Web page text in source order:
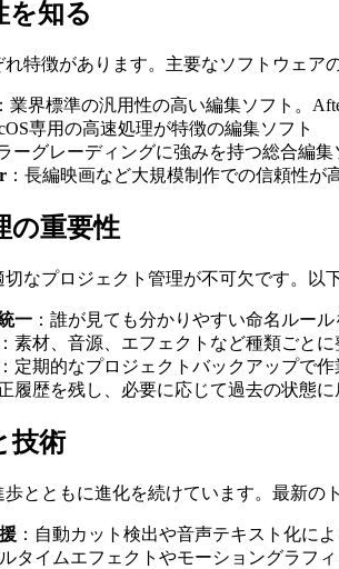
を知る
特徴があります。主要なソフトウェア
：業界標準の汎用性の高い編集ソフト。
専用の高速処理が特徴の編集ソフト
ーグレーディングに強みを持つ総合編
：長編映画など大規模制作での信頼性
の重要性
なプロジェクト管理が不可欠です。以
一 ：誰が見ても分かりやすい命名ルール
：素材、音源、エフェクトなど種類ごとに
：定期的なプロジェクトバックアップで
正履歴を残し、必要に応じて過去の状態
技術
とともに進化を続けています。最新の
：自動カット検出や音声テキスト化に
ルタイムエフェクトやモーショングラフ